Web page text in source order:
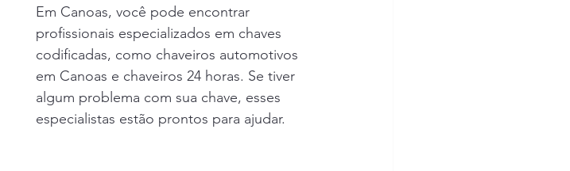
Em Canoas, você pode encontrar
profissionais especializados em chaves
codificadas, como chaveiros automotivos
em Canoas e chaveiros 24 horas. Se tiver
algum problema com sua chave, esses
especialistas estão prontos para ajudar.